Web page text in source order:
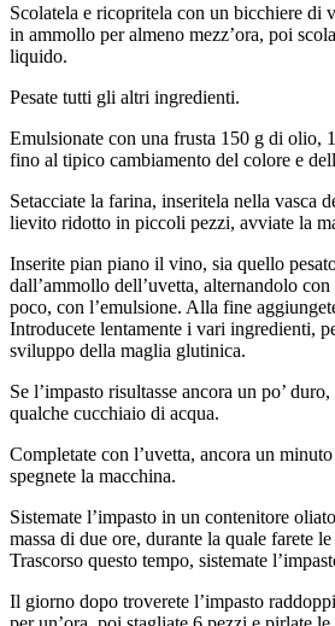
Scolatela e ricopritela con un bicchiere di
in ammollo per almeno mezz’ora, poi
liquido.
Pesate tutti gli altri ingredienti.
Emulsionate con una frusta 150 g di olio,
fino al tipico cambiamento del colore e
Setacciate la farina, inseritela nella vasca
lievito ridotto in piccoli pezzi, avviate la
Inserite pian piano il vino, sia quello
dall’ammollo dell’uvetta, alternandolo
poco, con l’emulsione. Alla fine
Introducete lentamente i vari ingredienti,
sviluppo della maglia glutinica.
Se l’impasto risultasse ancora un po’
qualche cucchiaio di acqua.
Completate con l’uvetta, ancora un
spegnete la macchina.
Sistemate l’impasto in un contenitore
massa di due ore, durante la quale farete
Trascorso questo tempo, sistemate
Il giorno dopo troverete l’impasto